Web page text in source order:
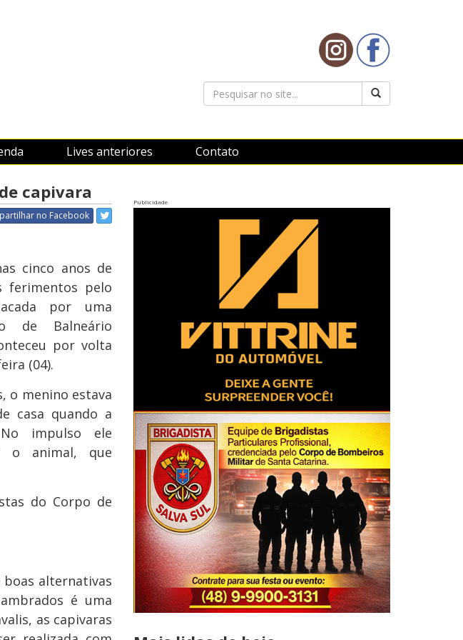
Lives anteriores Contato
capivara
no Facebook
cinco anos de
ferimentos pelo
por uma
de Balneário
por volta
(04).
o menino estava
casa quando a
impulso ele
o animal, que
do Corpo de
boas alternativas
é uma
as capivaras
Publicidade